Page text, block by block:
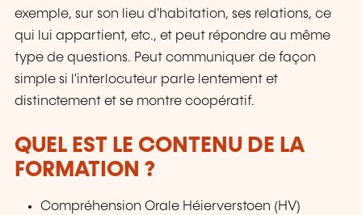
exemple, sur son lieu d'habitation, ses relations, ce
qui lui appartient, etc., et peut répondre au même
type de questions. Peut communiquer de façon
simple si l'interlocuteur parle lentement et
distinctement et se montre coopératif.
QUEL EST LE CONTENU DE LA
FORMATION ?
Compréhension Orale Héierverstoen (HV)